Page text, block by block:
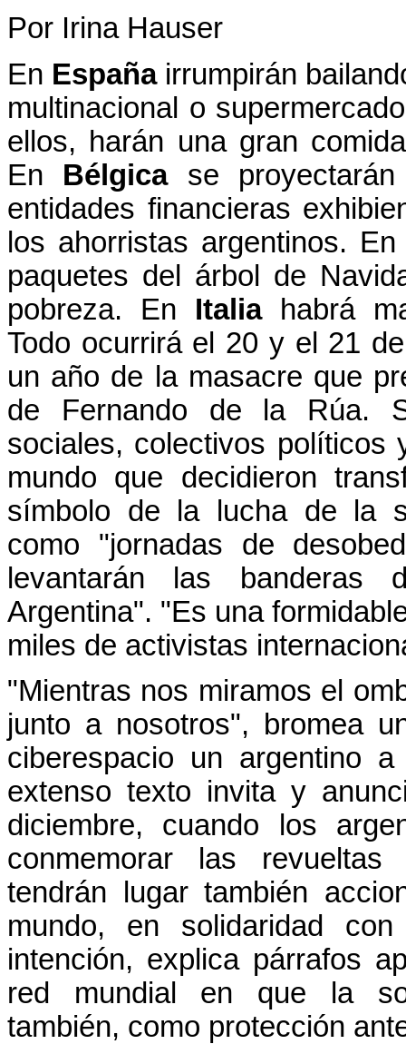
Por Irina Hauser
En Españairrumpirán
multinacional o
ellos, harán una gran
En Bélgicase
entidades financieras
los ahorristas argentinos.
paquetes del árbol de
pobreza. En Italiahabrá
Todo ocurrirá el 20 y el 21
un año de la masacre que
de Fernando de la Rúa.
sociales, colectivos políticos
mundo que decidieron
símbolo de la lucha de la
como "jornadas de
levantarán las
Argentina". "Es una
miles de activistas
"Mientras nos miramos el
junto a nosotros", bromea
ciberespacio un argentino
extenso texto invita y
diciembre, cuando los
conmemorar las
tendrán lugar también
mundo, en solidaridad
intención, explica párrafos
red mundial en que la
también, como protección